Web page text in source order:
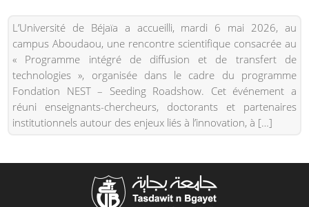
L’Université de Béjaïa a accueilli, mardi 6 mai 2026, au
campus Aboudaou, une rencontre scientifique consacrée au
« Programme intégré de diffusion et de transfert de
technologies », organisée dans le cadre du programme
Fondation NEST – Seeding Roadshow. Cet événement a
réuni enseignants-chercheurs, doctorants et partenaires
institutionnels autour des enjeux liés à l’innovation, à […]